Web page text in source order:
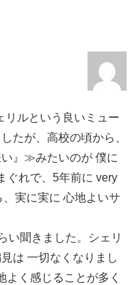
リルという良いミュー
たが、高校の頃から、
』≫みたいのが 僕に
ぐれで、5年前に very
実に実に 心地よいサ
い聞きました。シェリ
は 一切なくなりまし
よく感じることが多く